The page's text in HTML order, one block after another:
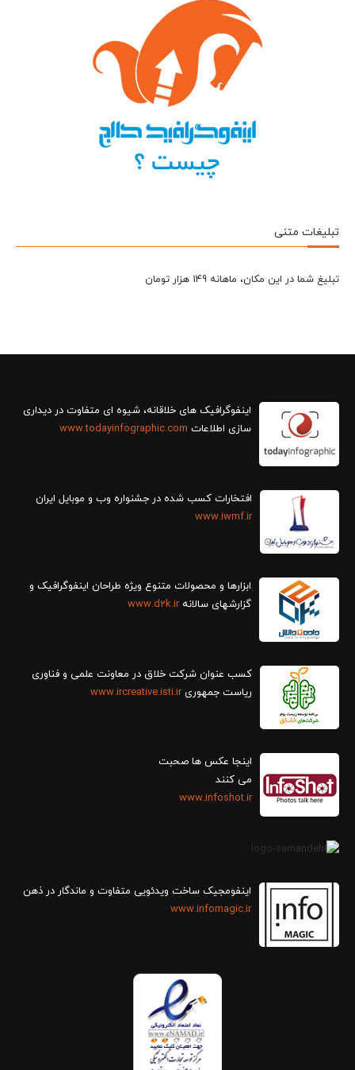
تبلیغات متنی
تبلیغ شما در این مکان، ماهانه 149 هزار تومان
سازی اطلاعات www.todayinfographic.com
افتخارات کسب شده در جشنواره وب و موبایل ایران
www.iwmf.ir
ابزارها و محصولات متنوع ویژه طراحان اینفوگرافیک و
گزارش‎های سالانه
www.d2k.ir
کسب عنوان شرکت خلاق در معاونت علمی و فناوری
ریاست جمهوریwww.ircreative.isti.ir
اینجا عکس ها صحبت
می کنند
www.infoshot.ir
اینفومجیک ساخت ویدئویی متفاوت و ماندگار در ذهن
www.infomagic.ir